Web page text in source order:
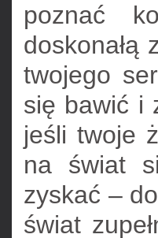
poznać
doskonałą
twojego
się bawić i
jeśli twoje
na świat
zyskać –
świat